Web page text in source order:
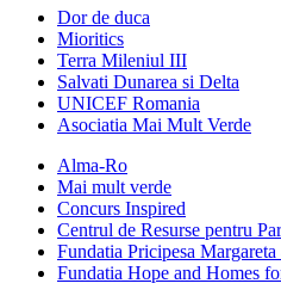
Dor de duca
Mioritics
Terra Mileniul III
Salvati Dunarea si Delta
UNICEF Romania
Asociatia Mai Mult Verde
Alma-Ro
Mai mult verde
Concurs Inspired
Centrul de Resurse pentru
Fundatia Pricipesa
Fundatia Hope and Homes